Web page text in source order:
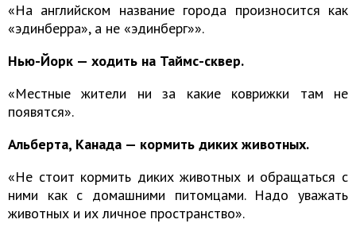
«На английском название города произносится как
«эдинберра», а не «эдинберг»».
Нью-Йорк — ходить на Таймс-сквер.
«Местные жители ни за какие коврижки там не
появятся».
Альберта, Канада — кормить диких животных.
«Не стоит кормить диких животных и обращаться с
ними как с домашними питомцами. Надо уважать
животных и их личное пространство».